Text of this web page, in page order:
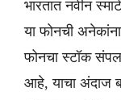
भारतात नवीन
या फोनची
फोनचा स्टॉक
आहे, याचा अंदाज